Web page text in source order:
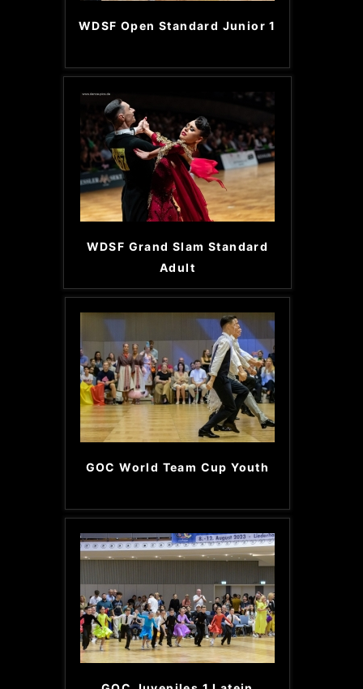
WDSF Open Standard Junior 1
WDSF Grand Slam Standard
Adult
GOC World Team Cup Youth